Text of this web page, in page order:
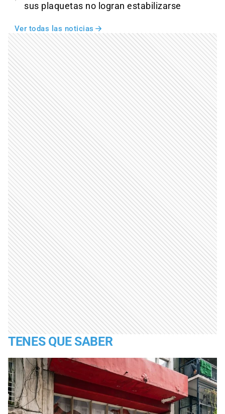
sus plaquetas no logran estabilizarse
Ver todas las noticias
TENES QUE SABER